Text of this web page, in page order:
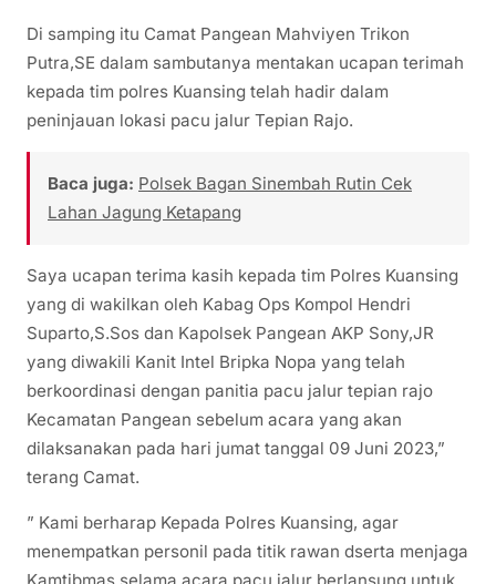
Di samping itu Camat Pangean Mahviyen Trikon
Putra,SE dalam sambutanya mentakan ucapan terimah
kepada tim polres Kuansing telah hadir dalam
peninjauan lokasi pacu jalur Tepian Rajo.
Baca juga: Polsek Bagan Sinembah Rutin Cek
Lahan Jagung Ketapang
Saya ucapan terima kasih kepada tim Polres Kuansing
yang di wakilkan oleh Kabag Ops Kompol Hendri
Suparto,S.Sos dan Kapolsek Pangean AKP Sony,JR
yang diwakili Kanit Intel Bripka Nopa yang telah
berkoordinasi dengan panitia pacu jalur tepian rajo
Kecamatan Pangean sebelum acara yang akan
dilaksanakan pada hari jumat tanggal 09 Juni 2023,”
terang Camat.
” Kami berharap Kepada Polres Kuansing, agar
menempatkan personil pada titik rawan dserta menjaga